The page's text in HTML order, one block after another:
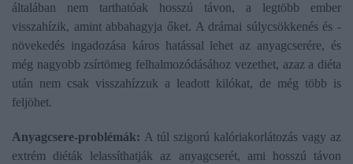
általában nem tarthatóak hosszú távon, a legtöbb ember
visszahízik, amint abbahagyja őket. A drámai súlycsökkenés és -
növekedés ingadozása káros hatással lehet az anyagcserére, és
még nagyobb zsírtömeg felhalmozódásához vezethet, azaz a diéta
után nem csak visszahízzuk a leadott kilókat, de még több is
feljöhet.
Anyagcsere-problémák: A túl szigorú kalóriakorlátozás vagy az
extrém diéták lelassíthatják az anyagcserét, ami hosszú távon